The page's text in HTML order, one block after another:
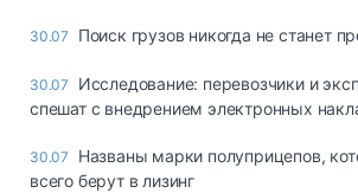
30.07 Поиск грузов никогда не станет
30.07
Исследование: перевозчики и
спешат с внедрением электронных
30.07
Названы марки полуприцепов,
всего берут в лизинг